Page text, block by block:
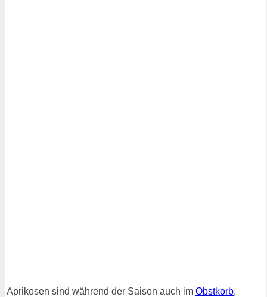
Aprikosen sind während der Saison auch im Obstkorb,